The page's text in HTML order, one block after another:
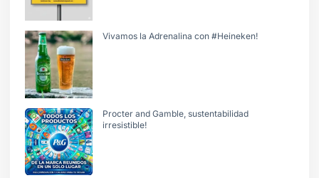
Vivamos la Adrenalina con #Heineken!
Procter and Gamble, sustentabilidad
irresistible!